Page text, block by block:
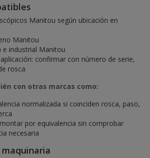
Manitou según ubicación en
Manitou
e industrial Manitou
confirmar con número de serie,
rosca
con otras marcas como:
normalizada si coinciden rosca, paso,
por equivalencia sin comprobar
necesaria